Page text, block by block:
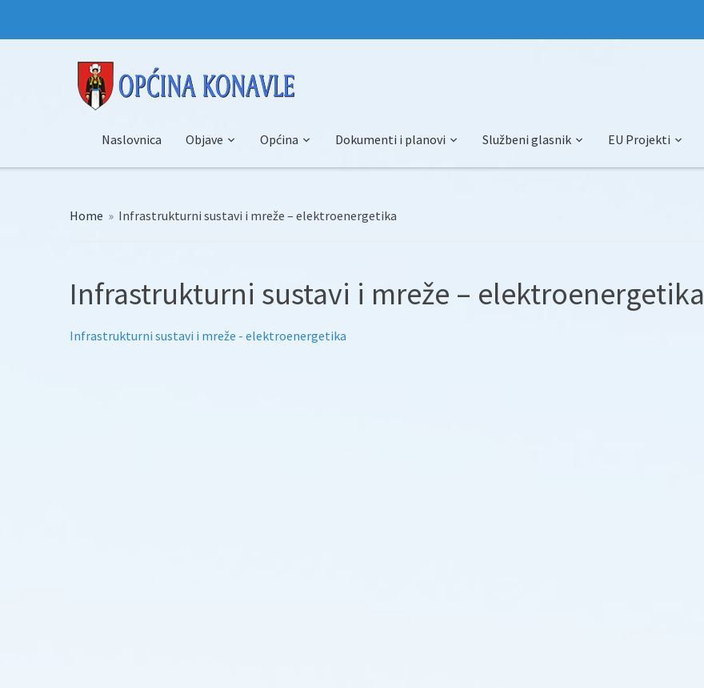
Naslovnica Objave Općina Dokumenti i planovi Službeni glasnik EU Projekti
Home » Infrastrukturni sustavi i mreže – elektroenergetika
Infrastrukturni sustavi i mreže – elektroenergetika
Infrastrukturni sustavi i mreže - elektroenergetika